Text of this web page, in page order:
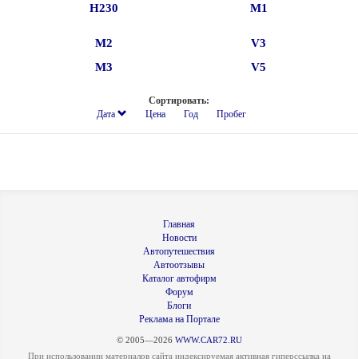
H230
M1
M2
M3
V3
V5
Сортировать:
Дата
Цена Год Пробег
Главная
Новости
Автопутешествия
Автоотзывы
Каталог автофирм
Форум
Блоги
Реклама на Портале
© 2005—2026 WWW.CAR72.RU
При использовании материалов сайта индексируемая активная гиперссылка на